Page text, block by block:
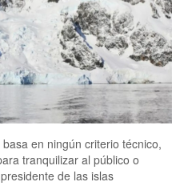
en ningún criterio técnico,
tranquilizar al público o
de las islas